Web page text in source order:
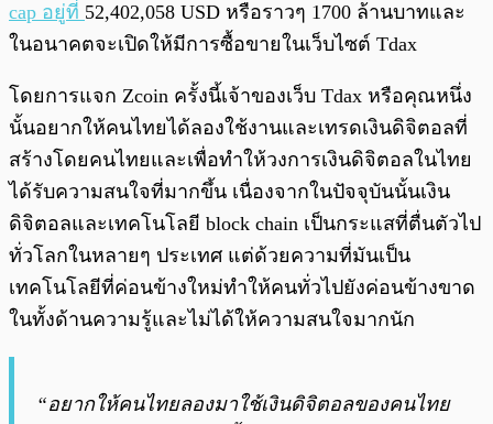
cap อยู่ที่ 52,402,058 USD หรือราวๆ 1700 ล้านบาทและ
ในอนาคตจะเปิดให้มีการซื้อขายในเว็บไซต์ Tdax
โดยการแจก Zcoin ครั้งนี้เจ้าของเว็บ Tdax หรือคุณหนึ่ง
นั้นอยากให้คนไทยได้ลองใช้งานและเทรดเงินดิจิตอลที่
สร้างโดยคนไทยและเพื่อทำให้วงการเงินดิจิตอลในไทย
ได้รับความสนใจที่มากขึ้น เนื่องจากในปัจจุบันนั้นเงิน
ดิจิตอลและเทคโนโลยี block chain เป็นกระแสที่ตื่นตัวไป
ทั่วโลกในหลายๆ ประเทศ แต่ด้วยความที่มันเป็น
เทคโนโลยีที่ค่อนข้างใหม่ทำให้คนทั่วไปยังค่อนข้างขาด
ในทั้งด้านความรู้และไม่ได้ให้ความสนใจมากนัก
“อยากให้คนไทยลองมาใช้เงินดิจิตอลของคนไทย